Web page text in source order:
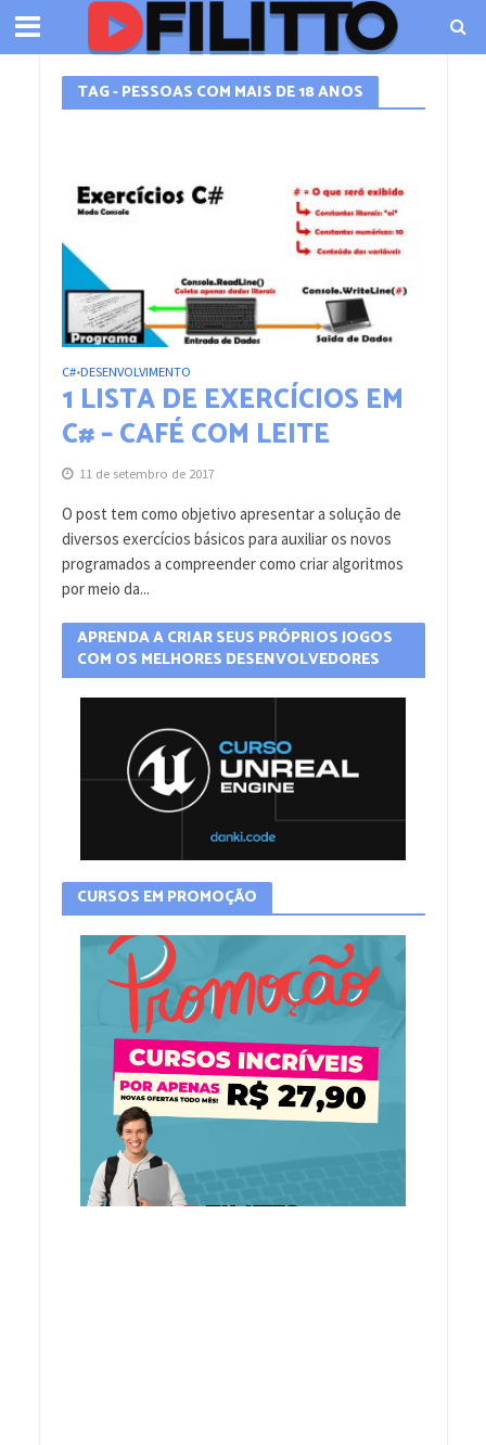
TAG - PESSOAS COM MAIS DE 18 ANOS
C#•DESENVOLVIMENTO
1 LISTA DE EXERCÍCIOS EM
C# – CAFÉ COM LEITE
11 de setembro de 2017
O post tem como objetivo apresentar a solução de
diversos exercícios básicos para auxiliar os novos
programados a compreender como criar algoritmos
por meio da...
APRENDA A CRIAR SEUS PRÓPRIOS JOGOS
COM OS MELHORES DESENVOLVEDORES
CURSOS EM PROMOÇÃO